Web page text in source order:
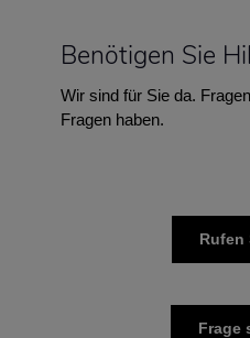
Benötigen Sie
Wir sind für Sie da.
Fragen haben.
Rufen
Frage